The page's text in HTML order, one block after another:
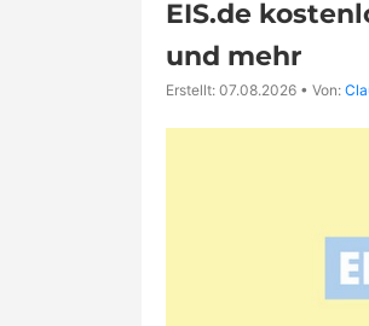
EIS.de
und mehr
Erstellt: 07.08.2026 • Von: